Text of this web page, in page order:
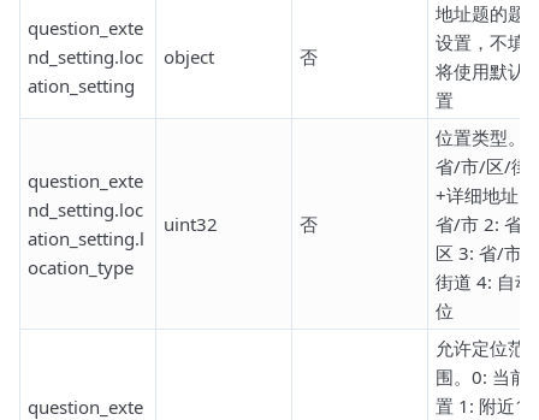
question_exte
nd_setting.loc
ation_setting
object 否
地址题的题
设置，不填
将使用默认
置
question_exte
nd_setting.loc
ation_setting.l
ocation_type
uint32 否
位置类型。
省/市/区/街
+详细地址 1:
省/市 2: 省/
区 3: 省/市/
街道 4: 自动
位
question_exte
允许定位范
围。0: 当前
置 1: 附近